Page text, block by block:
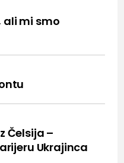
ali mi smo
Čelsija –
Ukrajinca